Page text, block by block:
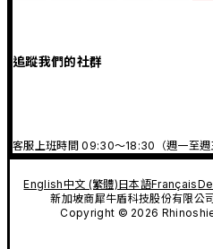
追蹤我們的社群
客服上班時間 09:30～18:30（週一至週
English中文 (繁體)日本語Français
新加坡商犀牛盾科技股份有限
Copyright © 2026